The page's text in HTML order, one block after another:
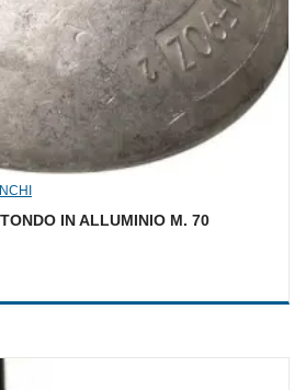
IN ALLUMINIO M. 70
era: 4,00 €.
attuale è: 2,00 €.